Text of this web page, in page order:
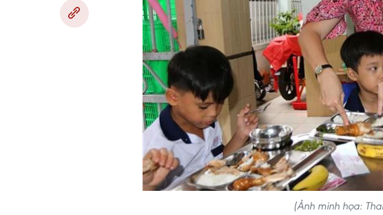
(Ảnh minh họa: